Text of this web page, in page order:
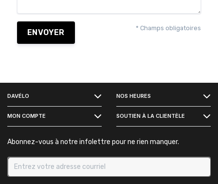
ENVOYER * Champs obligatoires
DAVÉLO NOS HEURES
MON COMPTE SOUTIEN À LA CLIENTÈLE
Abonnez-vous à notre infolettre pour ne rien manquer.